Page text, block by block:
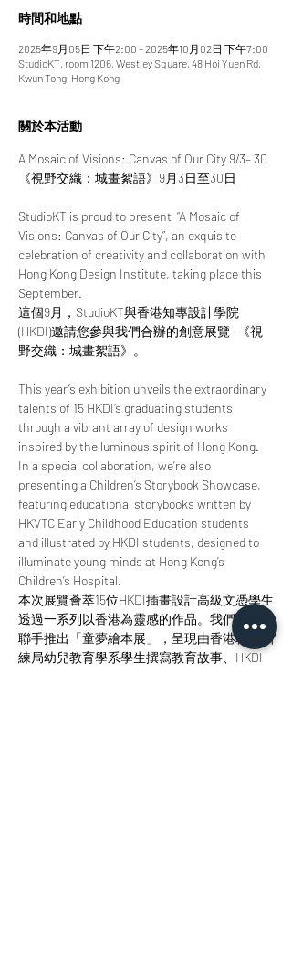
時間和地點
2025年9月05日 下午2:00 – 2025年10月02日 下午7:00
StudioKT, room 1206, Westley Square, 48 Hoi Yuen Rd,
Kwun Tong, Hong Kong
關於本活動
A Mosaic of Visions: Canvas of Our City 9/3– 30
《視野交織：城畫絮語》9月3日至30日
StudioKT is proud to present  “A Mosaic of
Visions: Canvas of Our City”, an exquisite
celebration of creativity and collaboration with
Hong Kong Design Institute, taking place this
September.
這個9月，StudioKT與香港知專設計學院
(HKDI)邀請您參與我們合辦的創意展覽 -《視
野交織：城畫絮語》。
This year’s exhibition unveils the extraordinary
talents of 15 HKDI’s graduating students
through a vibrant array of design works
inspired by the luminous spirit of Hong Kong.
In a special collaboration, we’re also
presenting a Children’s Storybook Showcase,
featuring educational storybooks written by
HKVTC Early Childhood Education students
and illustrated by HKDI students, designed to
illuminate young minds at Hong Kong’s
Children’s Hospital.
本次展覽薈萃15位HKDI插畫設計高級文憑學生
透過一系列以香港為靈感的作品。我們更特別
聯手推出「童夢繪本展」，呈現由香港職業訓
練局幼兒教育學系學生撰寫教育故事、HKDI